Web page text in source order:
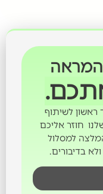
לשיתוף
חוזר אליכם
למסלול
בדיבורים.